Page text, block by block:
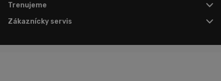
Trenujeme
Zákaznícky servis